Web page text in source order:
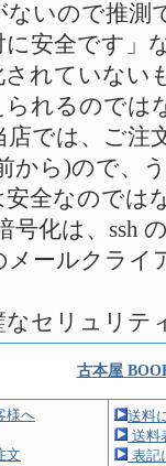
ないので推測
に安全です」
されていない
られるのでは
店では、ご注
から)ので、
安全なのでは
号化は、ssh
メールクライ
なセリュリテ
古本屋
様へ
文
送料
送料
表記